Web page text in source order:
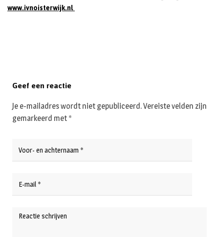
www.ivnoisterwijk.nl
Geef een reactie
Je e-mailadres wordt niet gepubliceerd.Vereiste velden zijn
gemarkeerd met *